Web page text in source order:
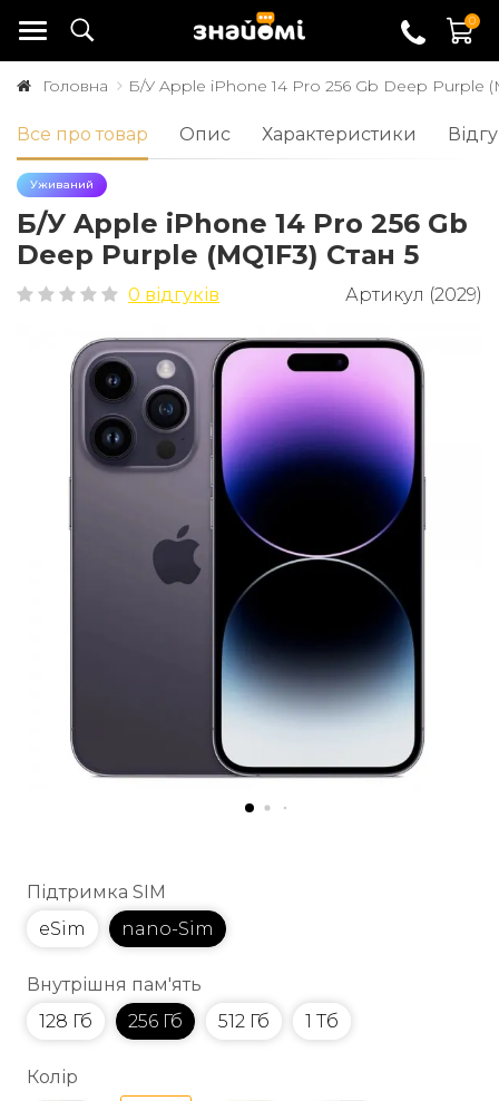
0
Головна Б/У Apple iPhone 14 Pro 256 Gb Deep Purple
Все про товар Опис Характеристики
Уживаний
Б/У Apple iPhone 14 Pro 256 Gb
Deep Purple (MQ1F3) Стан 5
0 відгуків Артикул (2029)
Підтримка SIM
eSim
nano-Sim
Внутрішня пам'ять
128 Гб
256 Гб 512 Гб 1 Тб
Колір